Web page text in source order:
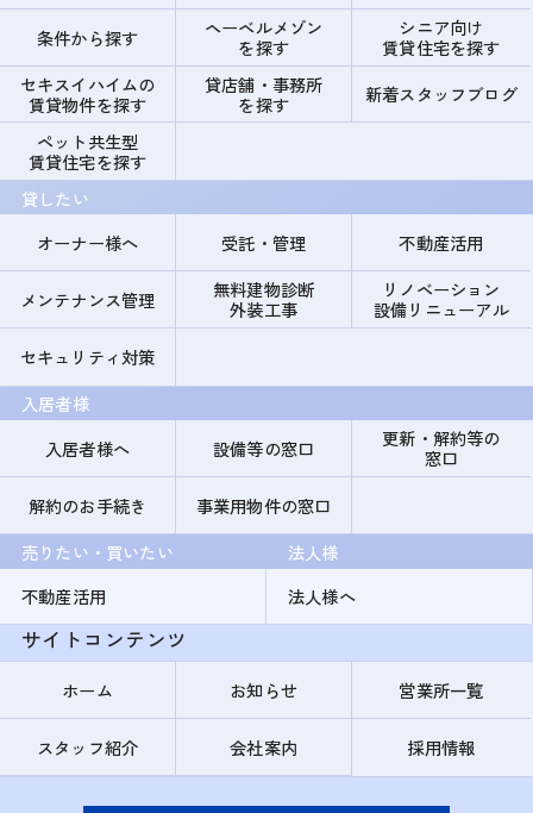
条件から探す
ヘーベルメゾン
を探す
シニア向け
賃貸住宅を探す
セキスイハイムの
賃貸物件を探す
貸店舗・事務所
を探す
新着スタッフブログ
ペット共生型
賃貸住宅を探す
貸したい
オーナー様へ
受託・管理 不動産活用
メンテナンス管理
無料建物診断
外装工事
リノベーション
設備リニューアル
セキュリティ対策
入居者様
入居者様へ
設備等の窓口
更新・解約等の
窓口
解約のお手続き
事業用物件の窓口
売りたい・買いたい
不動産活用
法人様
法人様へ
サイトコンテンツ
ホーム お知らせ 営業所一覧
スタッフ紹介 会社案内 採用情報